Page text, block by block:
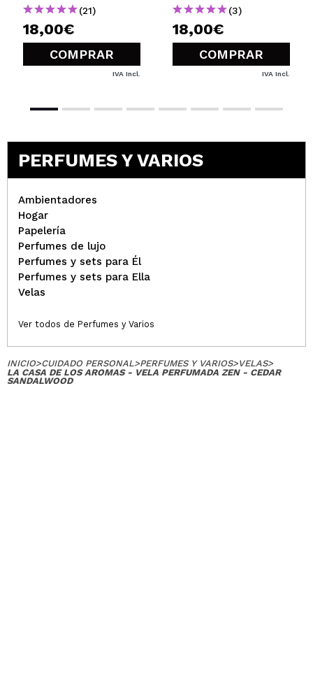
(21)
18,00€
COMPRAR
IVA Incl.
(3)
18,00€
COMPRAR
IVA Incl.
PERFUMES Y VARIOS
Ambientadores
Hogar
Papelería
Perfumes de lujo
Perfumes y sets para Él
Perfumes y sets para Ella
Velas
Ver todos de Perfumes y Varios
INICIO>CUIDADO PERSONAL>PERFUMES Y VARIOS>VELAS>
LA CASA DE LOS AROMAS - VELA PERFUMADA ZEN - CEDAR
SANDALWOOD